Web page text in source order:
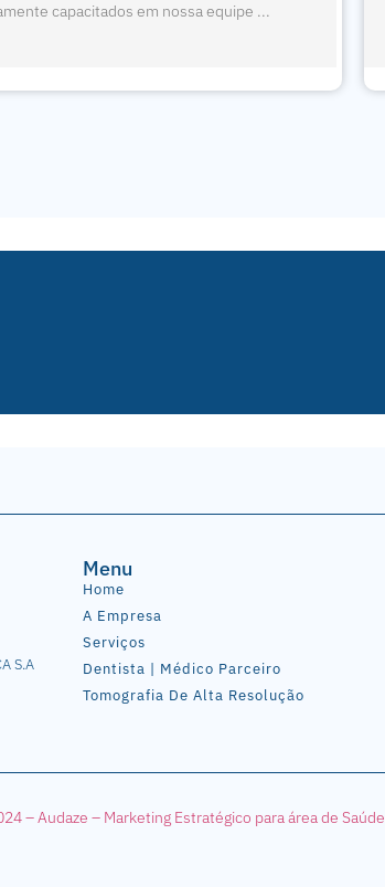
capacitados em nossa equipe ...
S.A
Menu
Home
A Empresa
Serviços
Dentista | Médico Parceiro
Tomografia De Alta Resolução
– Audaze – Marketing Estratégico para área de Saúde